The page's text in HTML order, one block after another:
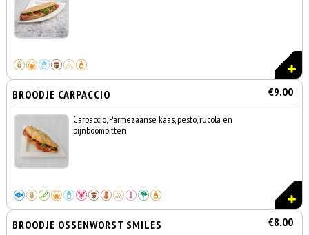
BROODJE CARPACCIO €9.00
Carpaccio, Parmezaanse kaas, pesto, rucola en
pijnboompitten
BROODJE OSSENWORST SMILES €8.00